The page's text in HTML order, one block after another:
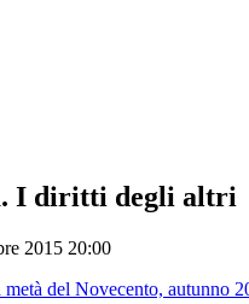
I diritti degli altri
2015 20:00
del Novecento, autunno